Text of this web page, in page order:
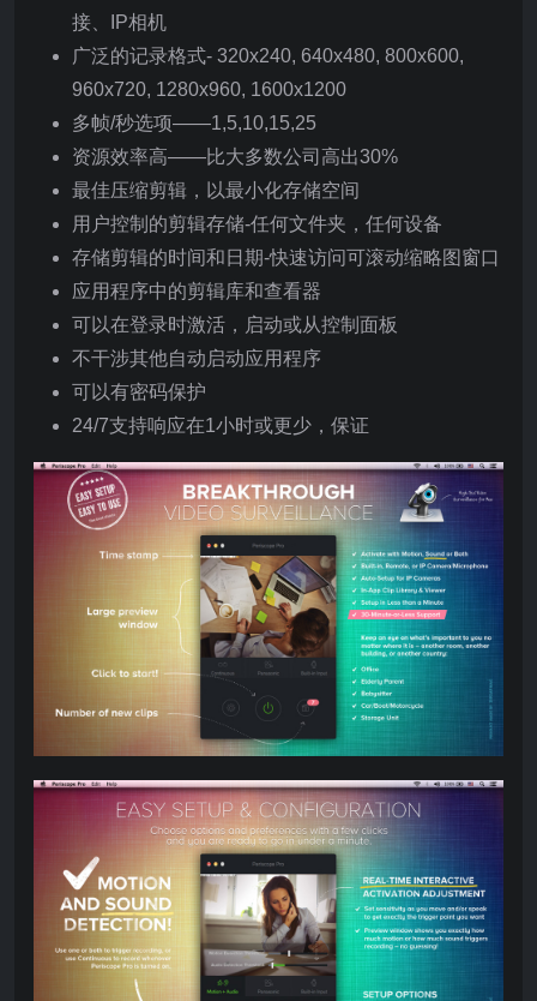
接、IP相机
广泛的记录格式- 320x240, 640x480, 800x600,
960x720, 1280x960, 1600x1200
多帧/秒选项——1,5,10,15,25
资源效率高——比大多数公司高出30%
最佳压缩剪辑，以最小化存储空间
用户控制的剪辑存储-任何文件夹，任何设备
存储剪辑的时间和日期-快速访问可滚动缩略图窗口
应用程序中的剪辑库和查看器
可以在登录时激活，启动或从控制面板
不干涉其他自动启动应用程序
可以有密码保护
24/7支持响应在1小时或更少，保证